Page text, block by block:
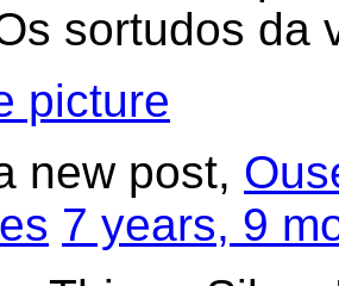
sortudos
new post,
7 years, 9